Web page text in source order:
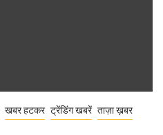
खबर हटकर ट्रेंडिंग खबरें ताज़ा ख़बर